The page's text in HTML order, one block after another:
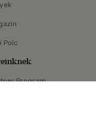
×
Polc
Program